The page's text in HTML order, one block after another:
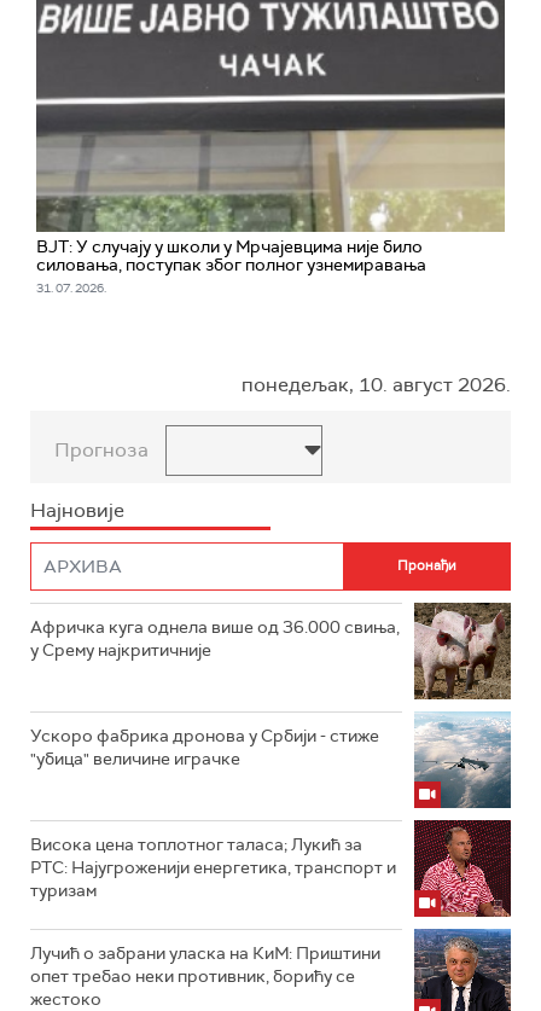
ВЈТ: У случају у школи у Мрчајевцима није било
силовања, поступак због полног узнемиравања
31. 07. 2026.
понедељак, 10. август 2026.
Прогноза
Најновије
Афричка куга однела више од 36.000 свиња,
у Срему најкритичније
Ускоро фабрика дронова у Србији - стиже
"убица" величине играчке
Висока цена топлотног таласа; Лукић за
РТС: Најугроженији енергетика, транспорт и
туризам
Лучић о забрани уласка на КиМ: Приштини
опет требао неки противник, борићу се
жестоко